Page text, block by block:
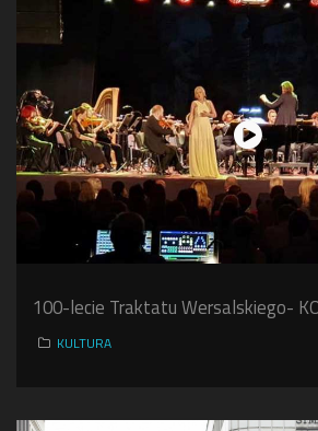
100-lecie Traktatu Wersalskiego-
KULTURA